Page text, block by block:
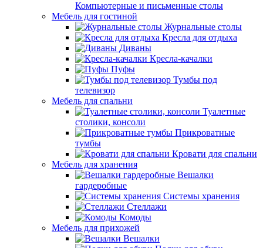
Компьютерные и письменные столы
Мебель для гостиной
Журнальные столы
Кресла для отдыха
Диваны
Кресла-качалки
Пуфы
Тумбы под
телевизор
Мебель для спальни
Туалетные
столики, консоли
Прикроватные
тумбы
Кровати для спальни
Мебель для хранения
Вешалки
гардеробные
Системы хранения
Стеллажи
Комоды
Мебель для прихожей
Вешалки